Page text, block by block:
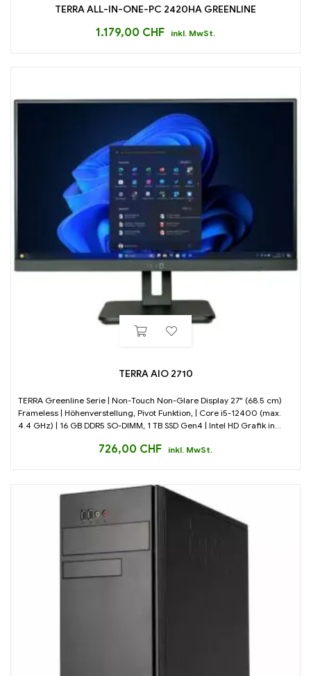
TERRA ALL-IN-ONE-PC 2420HA GREENLINE
1.179,00 CHF inkl. MwSt.
TERRA AIO 2710
TERRA Greenline Serie | Non-Touch Non-Glare Display 27" (68.5 cm)
Frameless | Höhenverstellung, Pivot Funktion, | Core i5-12400 (max.
4.4 GHz) | 16 GB DDR5 SO-DIMM, 1 TB SSD Gen4 | Intel HD Grafik in...
726,00 CHF inkl. MwSt.